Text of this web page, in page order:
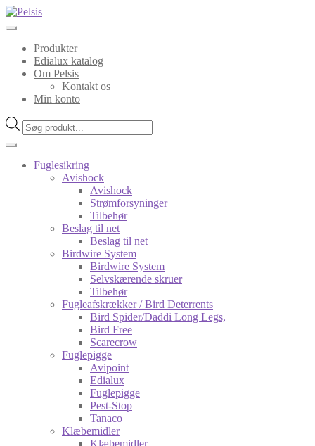
Spring
Spring
Produkter
Edialux katalog
Om Pelsis
Kontakt os
Min konto
Products
search
Fuglesikring
Avishock
Avishock
Strømforsyninger
Tilbehør
Beslag til net
Beslag til net
Birdwire System
Birdwire System
Selvskærende skruer
Tilbehør
Fugleafskrækker / Bird Deterrents
Bird Spider/Daddi Long Legs,
Bird Free
Scarecrow
Fuglepigge
Avipoint
Edialux
Fuglepigge
Pest-Stop
Tanaco
Klæbemidler
Klæbemidler